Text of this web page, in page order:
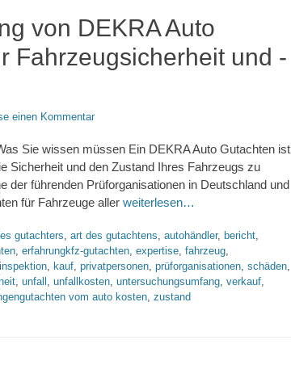
von DEKRA Auto
Fahrzeugsicherheit und -
einen Kommentar
Sie wissen müssen Ein DEKRA Auto Gutachten ist
Sicherheit und den Zustand Ihres Fahrzeugs zu
der führenden Prüforganisationen in Deutschland und
für Fahrzeuge aller weiterlesen…
gutachters art des gutachtens autohändler, bericht
erfahrungkfz-gutachten expertise fahrzeug
inspektion kauf privatpersonen prüforganisationen schäden
unfall unfallkosten untersuchungsumfang verkauf
vom auto kosten zustand